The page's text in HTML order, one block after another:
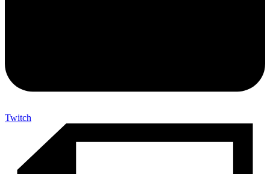
Twitch